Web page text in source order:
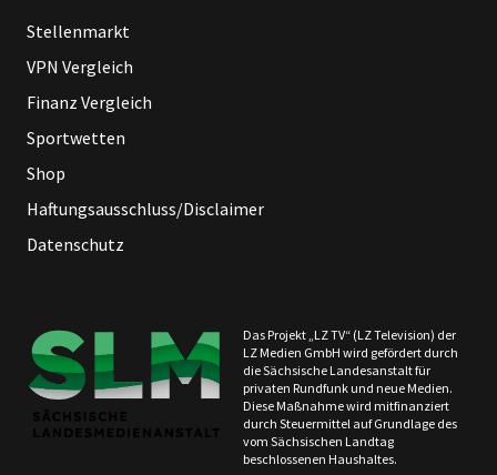
Stellenmarkt
VPN Vergleich
Finanz Vergleich
Sportwetten
Shop
Haftungsausschluss/Disclaimer
Datenschutz
Das Projekt „LZ TV“ (LZ Television) der
LZ Medien GmbH wird gefördert durch
die Sächsische Landesanstalt für
privaten Rundfunk und neue Medien.
Diese Maßnahme wird mitfinanziert
durch Steuermittel auf Grundlage des
vom Sächsischen Landtag
beschlossenen Haushaltes.